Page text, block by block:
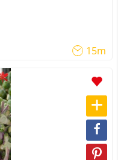
15m